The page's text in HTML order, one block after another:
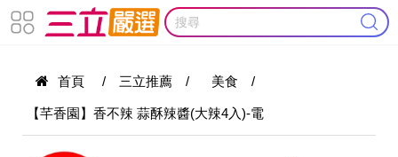
首頁 / 三立推薦 / 美食 /
【芊香園】香不辣 蒜酥辣醬(大辣4入)-電